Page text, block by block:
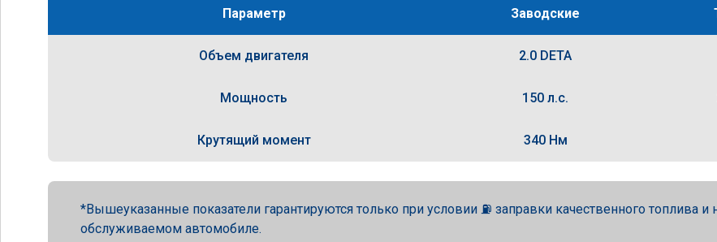
Параметр Заводские
Объем двигателя 2.0 DETA
Мощность 150 л.с.
Крутящий момент 340 Нм
Вышеуказанные показатели гарантируются только при условии ⛽ заправки качественного топлива
обслуживаемом автомобиле.